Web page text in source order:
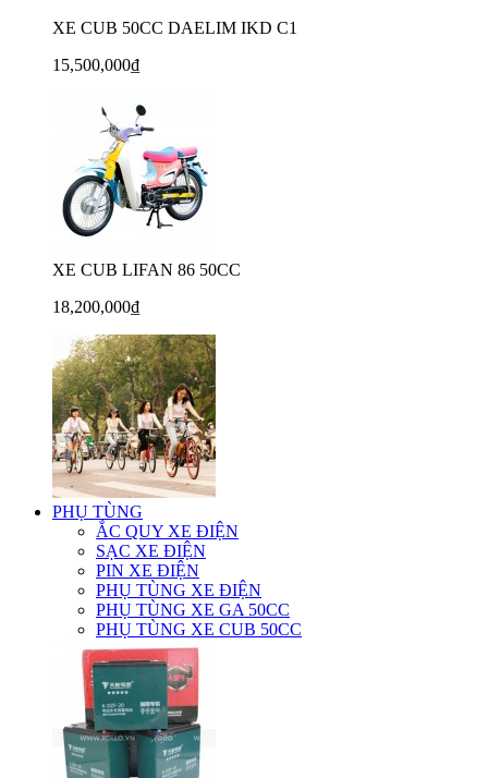
XE CUB 50CC DAELIM IKD C1
15,500,000₫
XE CUB LIFAN 86 50CC
18,200,000₫
PHỤ TÙNG
ẮC QUY XE ĐIỆN
SẠC XE ĐIỆN
PIN XE ĐIỆN
PHỤ TÙNG XE ĐIỆN
PHỤ TÙNG XE GA 50CC
PHỤ TÙNG XE CUB 50CC